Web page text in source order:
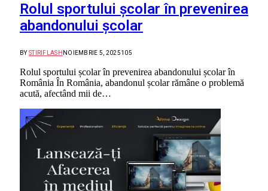
Rolul sportului școlar în prevenirea
abandonului școlar
BY STIRIFLASH NOIEMBRIE 5, 2025105
Rolul sportului școlar în prevenirea abandonului școlar în
România În România, abandonul școlar rămâne o problemă
acută, afectând mii de…